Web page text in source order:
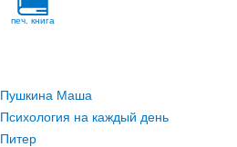
печ. книга
Пушкина Маша
Психология на каждый день
Питер